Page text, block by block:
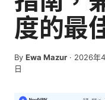
度的最
By Ewa Mazur · 2026年
日